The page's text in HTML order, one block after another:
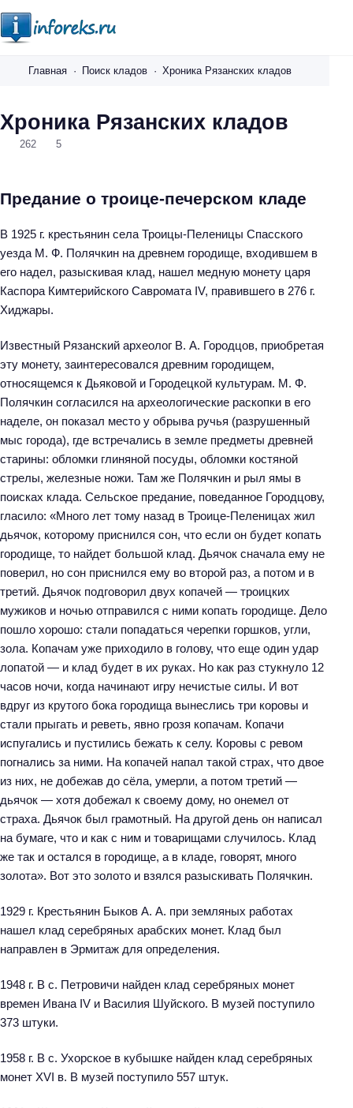
r
.
u
Главная Поиск кладов Хроника Рязанских кладов
Хроника Рязанских кладов
262 5
Предание о троице-печерском кладе
В 1925 г. крестьянин села Троицы-Пеленицы Спасского
уезда М. Ф. Полячкин на древнем городище, входившем в
его надел, разыскивая клад, нашел медную монету царя
Каспора Кимтерийского Савромата IV, правившего в 276 г.
Хиджары.
Известный Рязанский археолог В. А. Городцов, приобретая
эту монету, заинтересовался древним городищем,
относящемся к Дьяковой и Городецкой культурам. М. Ф.
Полячкин согласился на археологические раскопки в его
наделе, он показал место у обрыва ручья (разрушенный
мыс города), где встречались в земле предметы древней
старины: обломки глиняной посуды, обломки костяной
стрелы, железные ножи. Там же Полячкин и рыл ямы в
поисках клада. Сельское предание, поведанное Городцову,
гласило: «Много лет тому назад в Троице-Пеленицах жил
дьячок, которому приснился сон, что если он будет копать
городище, то найдет большой клад. Дьячок сначала ему не
поверил, но сон приснился ему во второй раз, а потом и в
третий. Дьячок подговорил двух копачей — троицких
мужиков и ночью отправился с ними копать городище. Дело
пошло хорошо: стали попадаться черепки горшков, угли,
зола. Копачам уже приходило в голову, что еще один удар
лопатой — и клад будет в их руках. Но как раз стукнуло 12
часов ночи, когда начинают игру нечистые силы. И вот
вдруг из крутого бока городища вынеслись три коровы и
стали прыгать и реветь, явно грозя копачам. Копачи
испугались и пустились бежать к селу. Коровы с ревом
погнались за ними. На копачей напал такой страх, что двое
из них, не добежав до сёла, умерли, а потом третий —
дьячок — хотя добежал к своему дому, но онемел от
страха. Дьячок был грамотный. На другой день он написал
на бумаге, что и как с ним и товарищами случилось. Клад
же так и остался в городище, а в кладе, говорят, много
золота». Вот это золото и взялся разыскивать Полячкин.
1929 г. Крестьянин Быков А. А. при земляных работах
нашел клад серебряных арабских монет. Клад был
направлен в Эрмитаж для определения.
1948 г. В с. Петровичи найден клад серебряных монет
времен Ивана IV и Василия Шуйского. В музей поступило
373 штуки.
1958 г. В с. Ухорское в кубышке найден клад серебряных
монет XVI в. В музей поступило 557 штук.